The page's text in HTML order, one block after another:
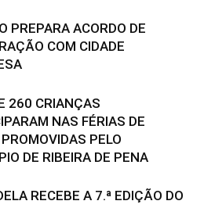
PREPARA ACORDO DE
COM CIDADE
260 CRIANÇAS
NAS FÉRIAS DE
PELO
DE RIBEIRA DE PENA
RECEBE A 7.ª EDIÇÃO DO